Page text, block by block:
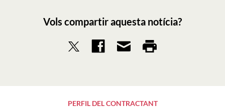
Vols compartir aquesta notícia?
PERFIL DEL CONTRACTANT